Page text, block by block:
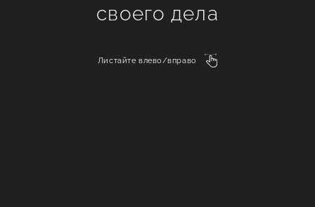
своего дела
Листайте влево/вправо